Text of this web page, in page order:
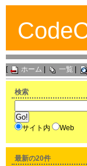
[ ホーム 一覧
検索
サイト内 Web
最新の20件